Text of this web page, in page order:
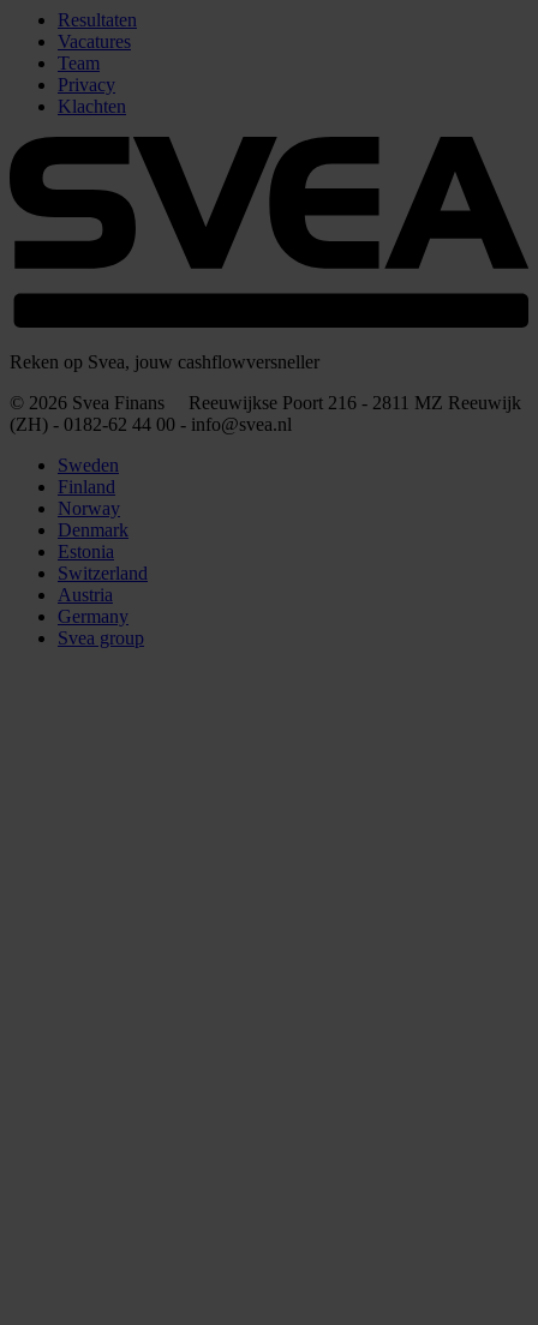
Resultaten
Vacatures
Team
Privacy
Klachten
Reken op Svea, jouw cashflowversneller
© 2026 Svea Finans Reeuwijkse Poort 216 - 2811 MZ Reeuwijk
(ZH) - 0182-62 44 00 - info@svea.nl
Sweden
Finland
Norway
Denmark
Estonia
Switzerland
Austria
Germany
Svea group